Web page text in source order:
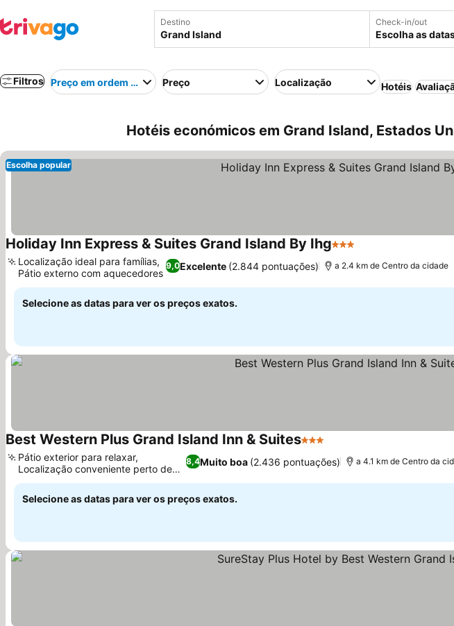
Destino Check-in/out
Escolha as
Filtros Preço em ordem crescentePreço Localização Hotéis
Hotéis económicos em Grand Island, Estados
Escolha popular
Holiday Inn Express & Suites Grand Island By Ihg3 Estrelas
9,0Excelente (2.844 pontuações)
Localização ideal para famílias,
Pátio externo com aquecedores
a 2.4 km de Centro da cidade
Selecione as datas para ver os preços exatos.
Best Western Plus Grand Island Inn & Suites3 Estrelas
8,4Muito boa (2.436 pontuações)
Pátio exterior para relaxar,
Localização conveniente perto de
atrações locais
a 4.1 km de Centro da
Selecione as datas para ver os preços exatos.